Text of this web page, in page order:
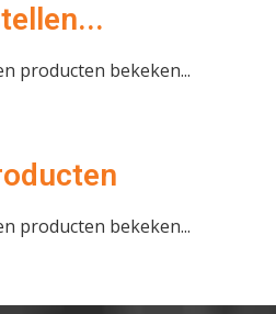
producten bekeken...
producten bekeken...
winkelwagen!